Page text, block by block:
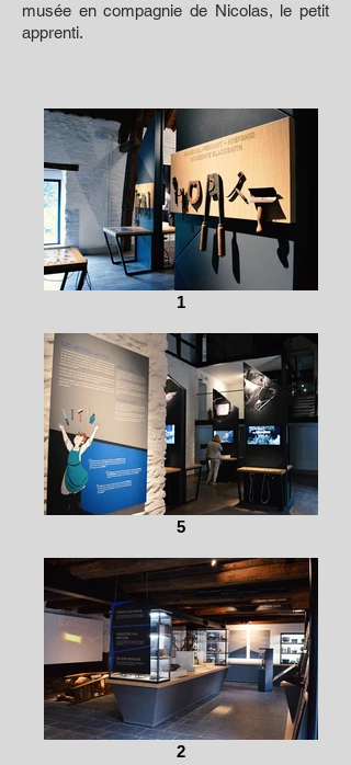
musée en compagnie de Nicolas, le petit
apprenti.
1
5
2